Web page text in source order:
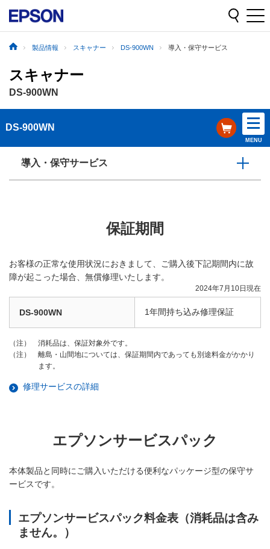
製品情報 スキャナー DS-900WN 導入・保守サービス
スキャナー
DS-900WN
DS-900WN
MENU
導入・保守サービス
保証期間
お客様の正常な使用状況におきまして、ご購入後下記期間内に故
障が起こった場合、無償修理いたします。
2024年7月10日現在
DS-900WN 1年間持ち込み修理保証
（注）
消耗品は、保証対象外です。
（注）
離島・山間地については、保証期間内であっても別途料金がかかり
ます。
修理サービスの詳細
エプソンサービスパック
本体製品と同時にご購入いただける便利なパッケージ型の保守サ
ービスです。
エプソンサービスパック料金表（消耗品は含み
ません。）